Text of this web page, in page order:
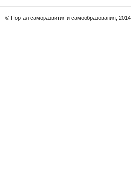
© Портал саморазвития и самообразования, 2014